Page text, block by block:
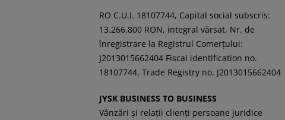
RO C.U.I. 18107744, Capital social subscris:
13.266.800 RON, integral vărsat, Nr. de
înregistrare la Registrul Comerţului:
J2013015662404 Fiscal identification no.
18107744, Trade Registry no. J2013015662404
JYSK BUSINESS TO BUSINESS
Vânzări și relații clienți persoane juridice